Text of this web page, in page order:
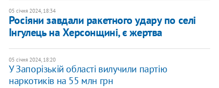
05 січня 2024, 18:34
Росіяни завдали ракетного удару по селі
Інгулець на Херсонщині, є жертва
05 січня 2024, 18:20
У Запорізькій області вилучили партію
наркотиків на 55 млн грн